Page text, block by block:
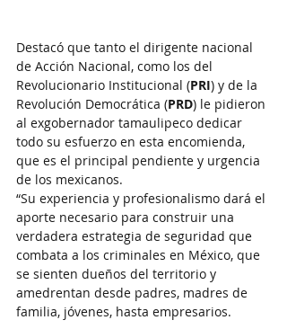
Destacó que tanto el dirigente nacional
de Acción Nacional, como los del
Revolucionario Institucional (PRI) y de la
Revolución Democrática (PRD) le pidieron
al exgobernador tamaulipeco dedicar
todo su esfuerzo en esta encomienda,
que es el principal pendiente y urgencia
de los mexicanos.
“Su experiencia y profesionalismo dará el
aporte necesario para construir una
verdadera estrategia de seguridad que
combata a los criminales en México, que
se sienten dueños del territorio y
amedrentan desde padres, madres de
familia, jóvenes, hasta empresarios.